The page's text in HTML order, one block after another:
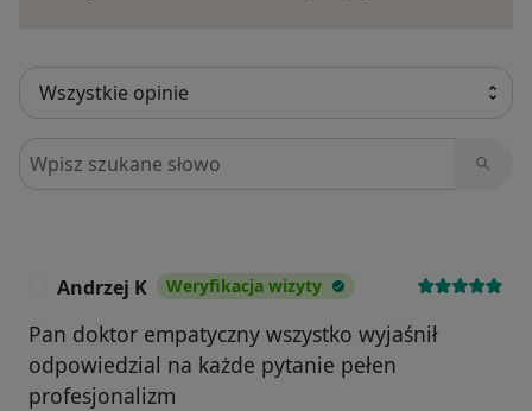
Szukaj w opiniach
Andrzej K Weryfikacja wizyty
Pan doktor empatyczny wszystko wyjaśnił
odpowiedzial na każde pytanie pełen
profesjonalizm